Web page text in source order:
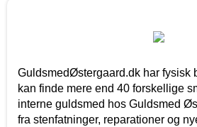
GuldsmedØstergaard.dk har fysisk
kan finde mere end 40 forskellige
interne guldsmed hos Guldsmed
fra stenfatninger, reparationer og